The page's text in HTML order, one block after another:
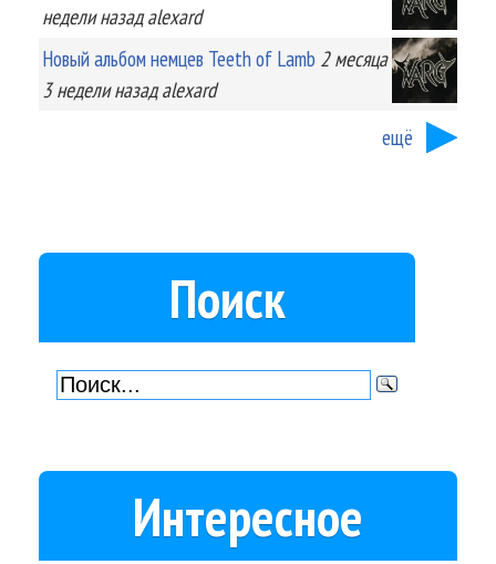
неделиназад alexard
Новый альбом немцев Teeth of Lamb 2 месяца
3 неделиназад alexard
ещё
Поиск
Интересное